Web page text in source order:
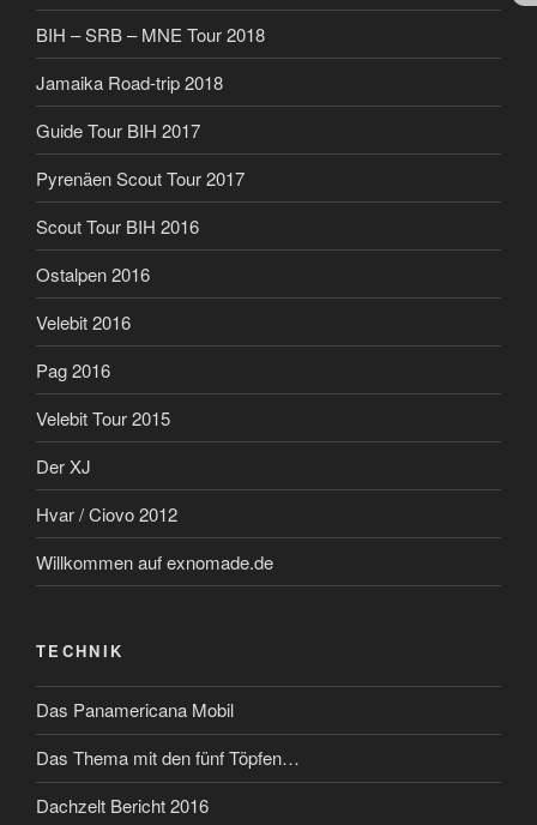
BIH – SRB – MNE Tour 2018
Jamaika Road-trip 2018
Guide Tour BIH 2017
Pyrenäen Scout Tour 2017
Scout Tour BIH 2016
Ostalpen 2016
Velebit 2016
Pag 2016
Velebit Tour 2015
Der XJ
Hvar / Ciovo 2012
Willkommen auf exnomade.de
TECHNIK
Das Panamericana Mobil
Das Thema mit den fünf Töpfen…
Dachzelt Bericht 2016